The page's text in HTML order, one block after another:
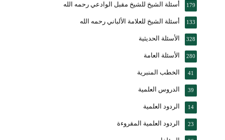
أسئلة الشيخ للشيخ مقبل الوادعي رحمه الله 179
أسئلة الشيخ للعلامة الألباني رحمه الله 133
الأسئلة الحديثية 328
الأسئلة العامة 280
الخطب المنبرية 41
الدروس العلمية 39
الردود العلمية 14
الردود العلمية المقروءة 23